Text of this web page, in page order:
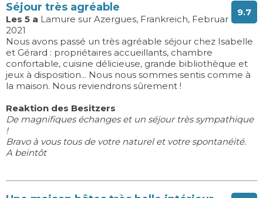
9.7
Séjour très agréable
Les 5 a Lamure sur Azergues, Frankreich, Februar
2021
Nous avons passé un très agréable séjour chez Isabelle
et Gérard : propriétaires accueillants, chambre
confortable, cuisine délicieuse, grande bibliothèque et
jeux à disposition... Nous nous sommes sentis comme à
la maison. Nous reviendrons sûrement !
Reaktion des Besitzers
De magnifiques échanges et un séjour très sympathique
!
Bravo à vous tous de votre naturel et votre spontanéité.
A beintôt